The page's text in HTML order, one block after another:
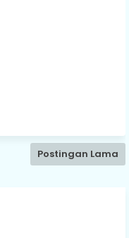
Postingan Lama